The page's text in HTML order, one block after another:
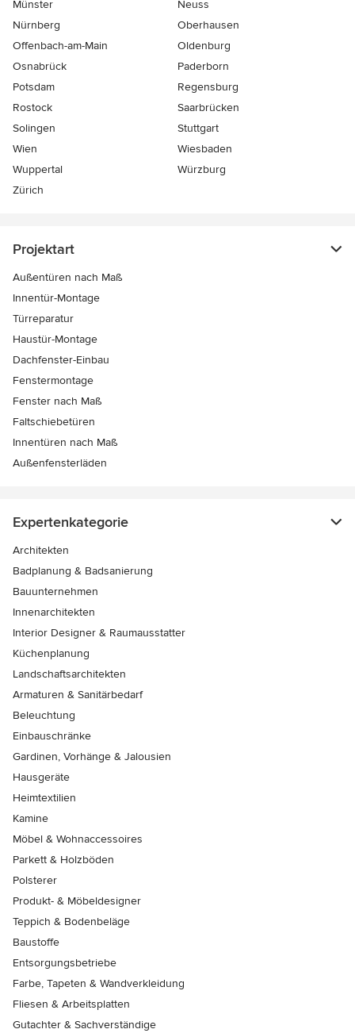
Münster
Neuss
Nürnberg
Oberhausen
Offenbach-am-Main
Oldenburg
Osnabrück
Paderborn
Potsdam
Regensburg
Rostock
Saarbrücken
Solingen
Stuttgart
Wien
Wiesbaden
Wuppertal
Würzburg
Zürich
Projektart
Außentüren nach Maß
Innentür-Montage
Türreparatur
Haustür-Montage
Dachfenster-Einbau
Fenstermontage
Fenster nach Maß
Faltschiebetüren
Innentüren nach Maß
Außenfensterläden
Expertenkategorie
Architekten
Badplanung & Badsanierung
Bauunternehmen
Innenarchitekten
Interior Designer & Raumausstatter
Küchenplanung
Landschaftsarchitekten
Armaturen & Sanitärbedarf
Beleuchtung
Einbauschränke
Gardinen, Vorhänge & Jalousien
Hausgeräte
Heimtextilien
Kamine
Möbel & Wohnaccessoires
Parkett & Holzböden
Polsterer
Produkt- & Möbeldesigner
Teppich & Bodenbeläge
Baustoffe
Entsorgungsbetriebe
Farbe, Tapeten & Wandverkleidung
Fliesen & Arbeitsplatten
Gutachter & Sachverständige